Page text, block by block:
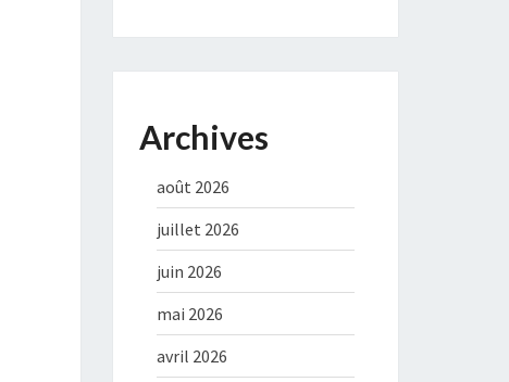
Archives
août 2026
juillet 2026
juin 2026
mai 2026
avril 2026